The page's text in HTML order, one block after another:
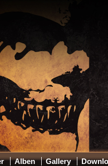
Alben Gallery